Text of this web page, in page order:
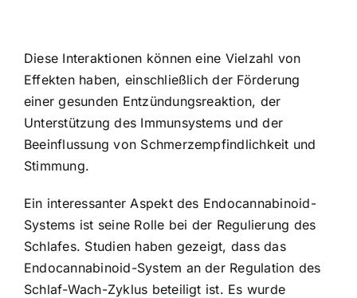
Diese Interaktionen können eine Vielzahl von
Effekten haben, einschließlich der Förderung
einer gesunden Entzündungsreaktion, der
Unterstützung des Immunsystems und der
Beeinflussung von Schmerzempfindlichkeit und
Stimmung.
Ein interessanter Aspekt des Endocannabinoid-
Systems ist seine Rolle bei der Regulierung des
Schlafes. Studien haben gezeigt, dass das
Endocannabinoid-System an der Regulation des
Schlaf-Wach-Zyklus beteiligt ist. Es wurde